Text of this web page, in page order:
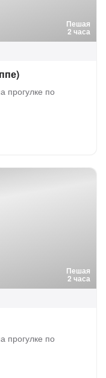
Пешая
2 часа
прогулке по
Пешая
2 часа
прогулке по